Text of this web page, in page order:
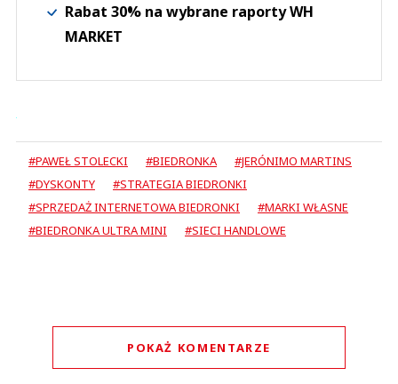
Rabat 30% na wybrane raporty WH
MARKET
#PAWEŁ STOLECKI #BIEDRONKA
#JERÓNIMO MARTINS
#DYSKONTY
#STRATEGIA BIEDRONKI
#SPRZEDAŻ INTERNETOWA BIEDRONKI
#MARKI WŁASNE
#BIEDRONKA ULTRA MINI
#SIECI HANDLOWE
POKAŻ KOMENTARZE